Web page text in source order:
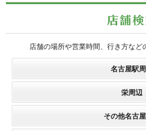
店舗の場所や営業時間、行き方など
名古屋駅
栄周辺
その他名古